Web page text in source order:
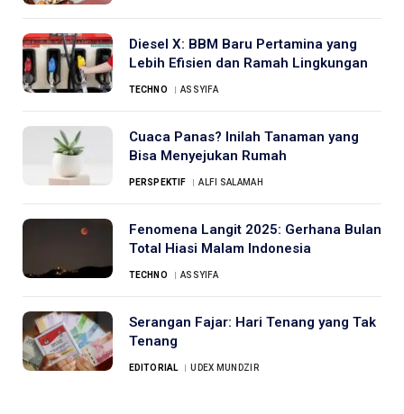
Diesel X: BBM Baru Pertamina yang
Lebih Efisien dan Ramah Lingkungan
TECHNO ASSYIFA
Cuaca Panas? Inilah Tanaman yang
Bisa Menyejukan Rumah
PERSPEKTIF ALFI SALAMAH
Fenomena Langit 2025: Gerhana Bulan
Total Hiasi Malam Indonesia
TECHNO ASSYIFA
Serangan Fajar: Hari Tenang yang Tak
Tenang
EDITORIAL UDEX MUNDZIR